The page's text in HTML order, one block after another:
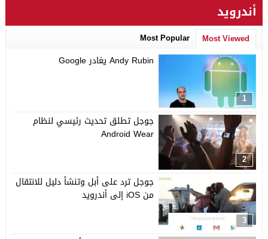
أندرويد
Most Viewed
Most Popular
1
Andy Rubin يغادر Google
2
جوجل تطلق تحديث رئيسي لنظام
Android Wear
3
جوجل ترد على أبل وتنشأ دليل للانتقال
من iOS إلى أندرويد